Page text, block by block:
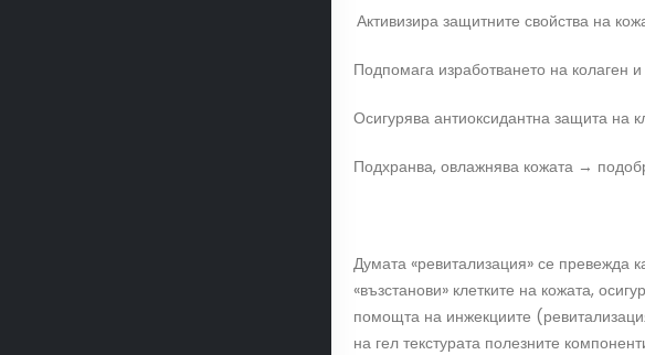
Активизира защитните свойства на
Подпомага изработването на колаген
Осигурява антиоксидантна защита на
Подхранва, овлажнява кожата →
Думата «ревитализация» се превежда
«възстанови» клетките на кожата,
помощта на инжекциите
на гел текстурата полезните